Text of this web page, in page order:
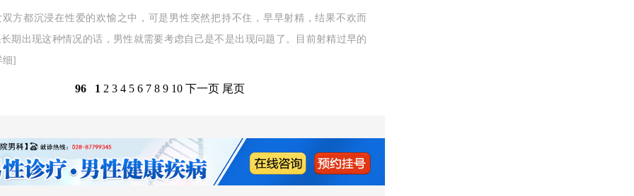
方都沉浸在性爱的欢愉之中，可是男性突然把持不住，早早射精，结果不欢而
期出现这种情况的话，男性就需要考虑自己是不是出现问题了。目前射精过早的
细]
96 1 2 3 4 5 6 7 8 9 10 下一页 尾页